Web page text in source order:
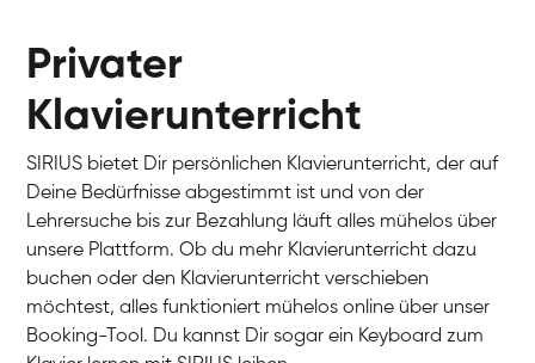
Charlotte
Klavier / Piano / Flügel
Privater
Klavierunterricht
SIRIUS bietet Dir persönlichen Klavierunterricht, der auf
Deine Bedürfnisse abgestimmt ist und von der
Lehrersuche bis zur Bezahlung läuft alles mühelos über
unsere Plattform. Ob du mehr Klavierunterricht dazu
buchen oder den Klavierunterricht verschieben
möchtest, alles funktioniert mühelos online über unser
Booking-Tool. Du kannst Dir sogar ein Keyboard zum